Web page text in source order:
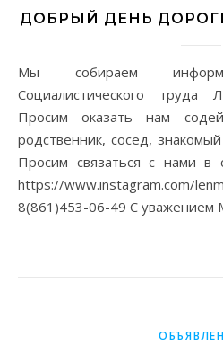
ДОБРЫЙ ДЕНЬ
Мы собираем информацию о Героях
Социалистического труда
Просим оказать нам
родственник, сосед,
Просим связаться с нами в
https://
8(861)453-06-49 С